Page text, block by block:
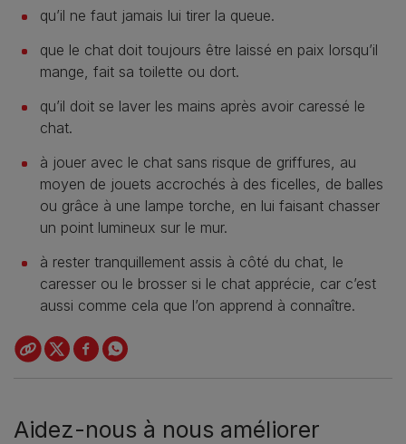
qu’il ne faut jamais lui tirer la queue.
que le chat doit toujours être laissé en paix lorsqu’il
mange, fait sa toilette ou dort.
qu’il doit se laver les mains après avoir caressé le
chat.
à jouer avec le chat sans risque de griffures, au
moyen de jouets accrochés à des ficelles, de balles
ou grâce à une lampe torche, en lui faisant chasser
un point lumineux sur le mur.
à rester tranquillement assis à côté du chat, le
caresser ou le brosser si le chat apprécie, car c’est
aussi comme cela que l’on apprend à connaître.
Aidez-nous à nous améliorer